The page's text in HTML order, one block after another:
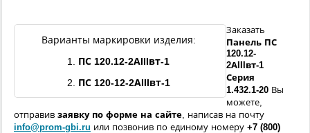
Варианты маркировки изделия:
1. ПС 120.12-2АIIIвт-1
2.
ПС120-12-2АIIIвт-1
Заказать
Панель ПС
120.12-
2АIIIвт-1
Серия
1.432.1-20 Вы
можете,
отправив заявку по форме на сайте, написав на почту
info@prom-gbi.ru или позвонив по единому номеру +7 (800)